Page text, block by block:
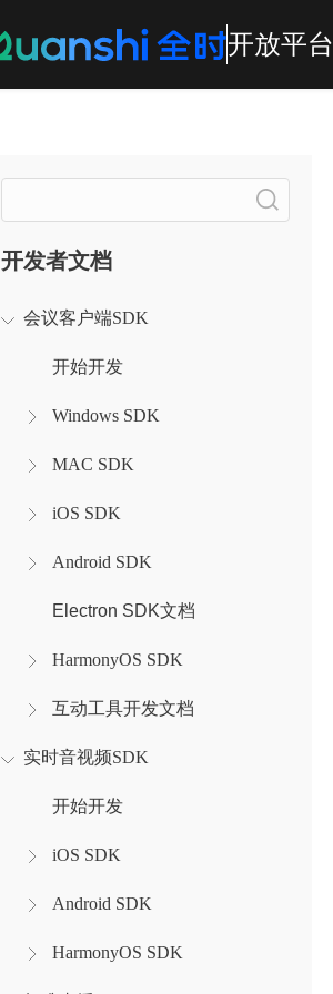
开放平台
开发者文档
会议客户端SDK
开始开发
Windows SDK
MAC SDK
iOS SDK
Android SDK
Electron SDK文档
HarmonyOS SDK
互动工具开发文档
实时音视频SDK
开始开发
iOS SDK
Android SDK
HarmonyOS SDK